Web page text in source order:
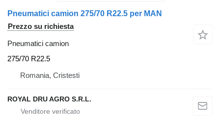
Pneumatici camion 275/70 R22.5 per MAN
Prezzo su richiesta
Pneumatici camion
275/70 R22.5
Romania, Cristesti
ROYAL DRU AGRO S.R.L.